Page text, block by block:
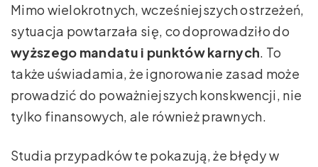
Mimo wielokrotnych, wcześniejszych ostrzeżeń,
sytuacja powtarzała się, co doprowadziło do
wyższego mandatu i punktów karnych. To
także uświadamia, że ignorowanie zasad może
prowadzić do poważniejszych konskwencji, nie
tylko finansowych, ale również prawnych.
Studia przypadków te pokazują, że błędy w